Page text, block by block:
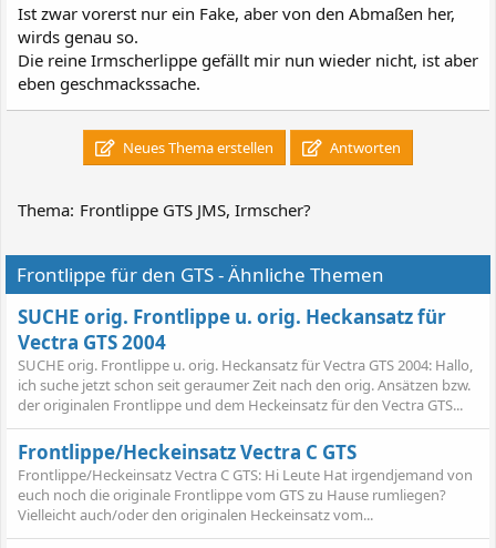
Ist zwar vorerst nur ein Fake, aber von den Abmaßen her,
wirds genau so.
Die reine Irmscherlippe gefällt mir nun wieder nicht, ist aber
eben geschmackssache.
Neues Thema erstellen Antworten
Thema: Frontlippe GTS JMS, Irmscher?
Frontlippe für den GTS - Ähnliche Themen
SUCHE orig. Frontlippe u. orig. Heckansatz für
Vectra GTS 2004
SUCHE orig. Frontlippe u. orig. Heckansatz für Vectra GTS 2004: Hallo,
ich suche jetzt schon seit geraumer Zeit nach den orig. Ansätzen bzw.
der originalen Frontlippe und dem Heckeinsatz für den Vectra GTS...
Frontlippe/Heckeinsatz Vectra C GTS
Frontlippe/Heckeinsatz Vectra C GTS: Hi Leute Hat irgendjemand von
euch noch die originale Frontlippe vom GTS zu Hause rumliegen?
Vielleicht auch/oder den originalen Heckeinsatz vom...